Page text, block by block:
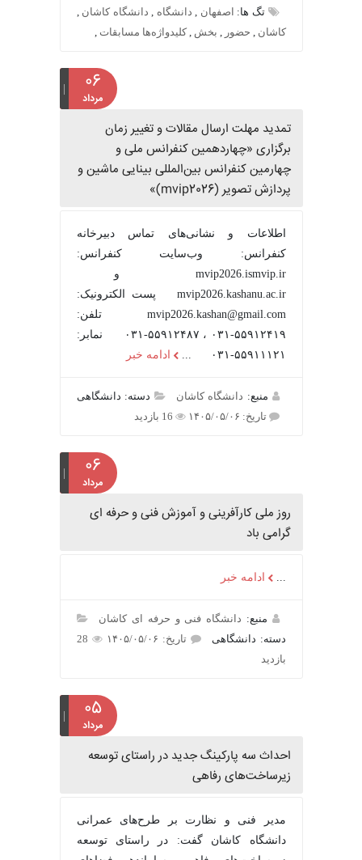
تگ ها: اصفهان ,دانشگاه,دانشگاه کاشان,
,حضور ,بخش , کلیدواژه‌ها مسابقات,
۰۶
مرداد
تمدید مهلت ارسال مقالات و تغییر زمان
برگزاری «چهاردهمین کنفرانس ملی و
چهارمین کنفرانس بین‌المللی بینایی ماشین و
پردازش تصویر (mvip2026)»
اطلاعات و نشانی‌های تماس دبیرخانه
کنفرانس: وب‌سایت کنفرانس:
mvip2026.ismvip.ir و
mvip2026.kashanu.ac.ir پست الکترونیک:
mvip2026.kashan@gmail.com تلفن:
۵۵۹۱۲۴۱۹-۰۳۱ ، ۵۵۹۱۲۴۸۷-۰۳۱ نمابر:
۵۵۹۱۱۱۲۱-۰۳۱ ...
ادامه خبر
منبع:دانشگاه کاشان
دسته: دانشگاهی
تاریخ: ۱۴۰۵/۰۵/۰۶
16 بازدید
۰۶
مرداد
روز ملی کارآفرینی و آموزش فنی و حرفه ای
گرامی باد
ادامه خبر
منبع:دانشگاه فنی و حرفه ای کاشان
دسته: دانشگاهی
تاریخ: ۱۴۰۵/۰۵/۰۶
28
۰۵
مرداد
احداث سه پارکینگ جدید در راستای توسعه
زیرساخت‌های رفاهی
مدیر فنی و نظارت بر طرح‌های عمرانی
دانشگاه کاشان گفت: در راستای توسعه